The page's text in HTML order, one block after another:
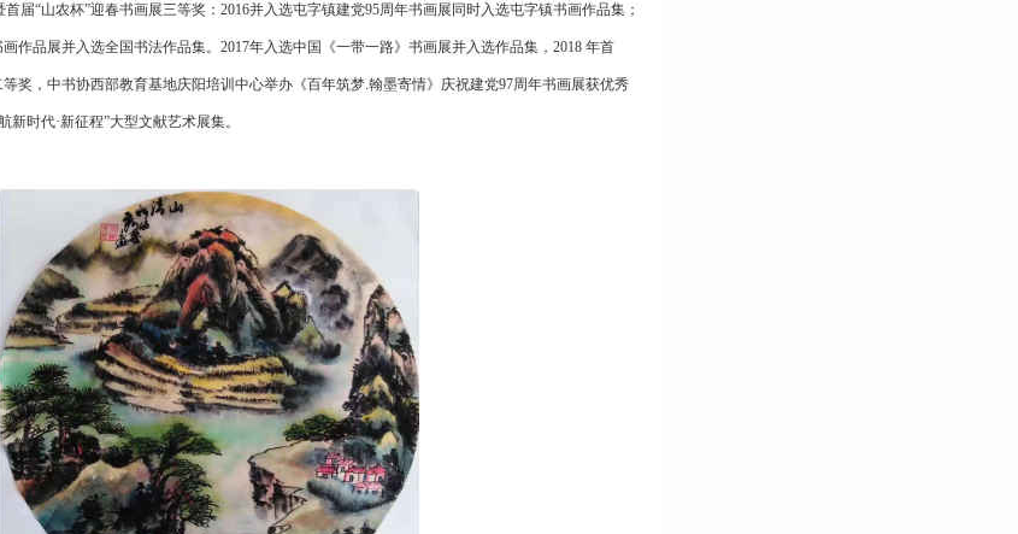
届“山农杯”迎春书画展三等奖：2016并入选屯字镇建党95周年书画展同时入选屯字镇书画作品集；
作品展并入选全国书法作品集。2017年入选中国《一带一路》书画展并入选作品集，2018 年首
奖，中书协西部教育基地庆阳培训中心举办《百年筑梦.翰墨寄情》庆祝建党97周年书画展获优秀
时代·新征程”大型文献艺术展集。